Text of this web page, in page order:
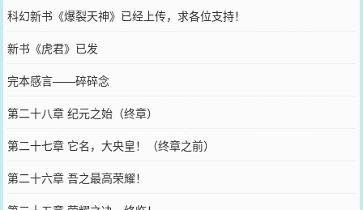
科幻新书《爆裂天神》已经上传，求各位支持！
新书《虎君》已发
完本感言——碎碎念
第二十八章 纪元之始（终章）
第二十七章 它名，大央皇！（终章之前）
第二十六章 吾之最高荣耀！